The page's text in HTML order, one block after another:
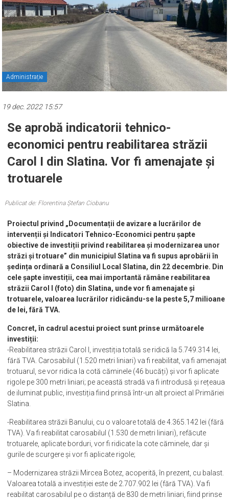
Administrație
19 dec. 2022 15:57
Se aprobă indicatorii tehnico-
economici pentru reabilitarea străzii
Carol I din Slatina. Vor fi amenajate și
trotuarele
Publicat de: Florentina Ștefan Ciobanu
Proiectul privind „Documentații de avizare a lucrărilor de
intervenții și Indicatori Tehnico-Economici pentru șapte
obiective de investiții privind reabilitarea și modernizarea unor
străzi și trotuare” din municipiul Slatina va fi supus aprobării în
ședința ordinară a Consiliul Local Slatina, din 22 decembrie. Din
cele șapte investiții, cea mai importantă rămâne reabilitarea
străzii Carol I (foto) din Slatina, unde vor fi amenajate și
trotuarele, valoarea lucrărilor ridicându-se la peste 5,7 milioane
de lei, fără TVA.
Concret, în cadrul acestui proiect sunt prinse următoarele
investiții:
-Reabilitarea străzii Carol I, investiția totală se ridică la 5.749.314 lei,
fără TVA. Carosabilul (1.520 metri liniari) va fi reabilitat, va fi amenajat
trotuarul, se vor ridica la cotă căminele (46 bucăți) și vor fi aplicate
rigole pe 300 metri liniari; pe această stradă va fi introdusă și rețeaua
de iluminat public, investiția fiind prinsă într-un alt proiect al Primăriei
Slatina.
-Reabilitarea străzii Banului, cu o valoare totală de 4.365.142 lei (fără
TVA). Va fi reabilitat carosabilul (1.530 de metri liniari), refăcute
trotuarele, aplicate borduri, vor fi ridicate la cote căminele, dar și
gurile de scurgere și vor fi aplicate rigole;
– Modernizarea străzii Mircea Botez, acoperită, în prezent, cu balast.
Valoarea totală a investiției este de 2.707.902 lei (fără TVA). Va fi
reabilitat carosabilul pe o distanță de 830 de metri liniari, fiind prinse